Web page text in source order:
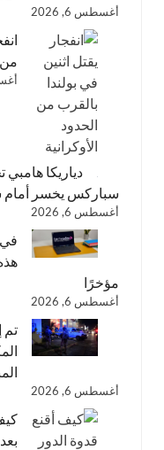
أغسطس 6, 2026
من
دياريكا
سباركس يخسر
أغسطس 6, 2026
في
مؤخرًا
أغسطس 6, 2026
تم
أغسطس 6, 2026